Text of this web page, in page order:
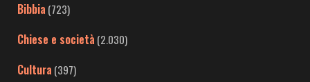
Bibbia (723)
Chiese e società (2.030)
Cultura (397)